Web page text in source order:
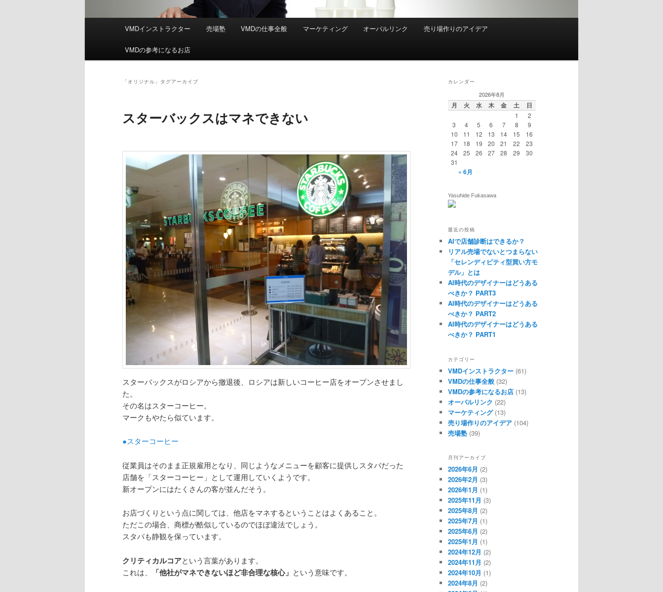
メ
VMDインストラクター 売場塾 VMDの仕事全般 マーケティング オーバルリンク 売り場作りのアイデア
VMDの参考になるお店
「 オリジナル 」タグアーカイブ
スターバックスはマネできない
スターバックスがロシアから撤退後、ロシアは新しいコーヒー店をオープンさせまし
た。
その名はスターコーヒー。
マークもやたら似ています。
●スターコーヒー
従業員はそのまま正規雇用となり、同じようなメニューを顧客に提供しスタバだった
店舗を「スターコーヒー」として運用していくようです。
新オープンにはたくさんの客が並んだそう。
お店づくりという点に関しては、他店をマネするということはよくあること。
ただこの場合、商標が酷似しているのでほぼ違法でしょう。
スタバも静観を保っています。
クリティカルコアという言葉があります。
これは、
「他社がマネできないほど非合理な核心」 という意味です。
カレンダー
2026年8月
月 火 水 木 金 土 日
1
2
3
4 5 6 7 8
9
10
11 12 13 14 15
16
17
18 19 20 21 22
23
24
25 26 27 28 29
30
31
« 6月
Yasuhide Fukasawa
最近の投稿
AIで店舗診断はできるか？
リアル売場でないとつまらない
「セレンディピティ型買い方モ
デル」とは
AI時代のデザイナーはどうある
べきか？ PART3
AI時代のデザイナーはどうある
べきか？ PART2
AI時代のデザイナーはどうある
べきか？ PART1
カテゴリー
VMDインストラクター (61)
VMDの仕事全般 (32)
VMDの参考になるお店 (13)
オーバルリンク (22)
マーケティング(13)
売り場作りのアイデア (104)
売場塾 (39)
月刊アーカイブ
2026年6月 (2)
2026年2月 (3)
2026年1月 (1)
2025年11月 (3)
2025年8月 (2)
2025年7月 (1)
2025年6月 (2)
2025年1月 (1)
2024年12月 (2)
2024年11月 (2)
2024年10月 (1)
2024年8月 (2)